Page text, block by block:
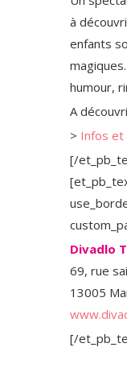
à
enfants
humour,
A
> Infos et
[/
Divadlo
69, rue
13005
[/